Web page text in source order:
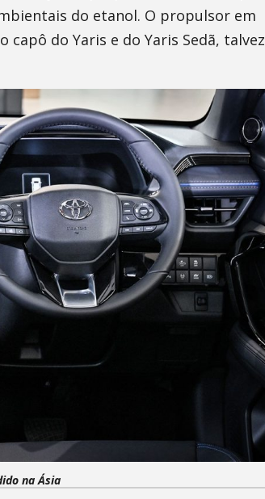
do etanol. O propulsor em
do Yaris e do Yaris Sedã, talvez
na Ásia